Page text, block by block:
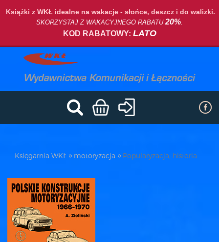
Książki z WKŁ idealne na wakacje - słońce, deszcz i do walizki.
SKORZYSTAJ Z WAKACYJNEGO RABATU20%.
KOD RABATOWY: LATO
Księgarnia WKŁ motoryzacja Popularyzacja, historia